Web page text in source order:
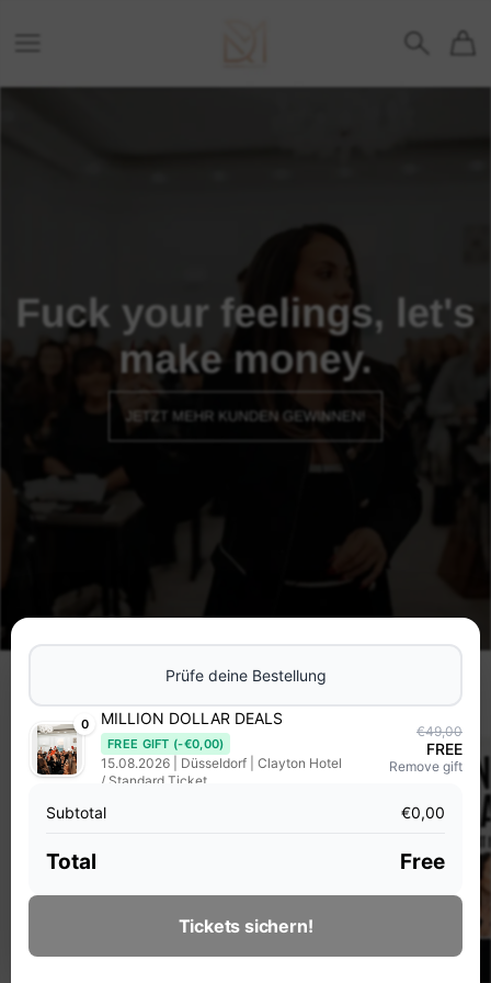
Prüfe deine Bestellung
0 MILLION DOLLAR DEALS
FREE GIFT (-€0,00)
15.08.2026 | Düsseldorf | Clayton Hotel
/ Standard Ticket
€49,00
FREE
Remove gift
Subtotal €0,00
Total Free
Tickets sichern!